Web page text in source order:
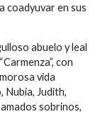
coadyuvar en sus
abuelo y leal
con
vida
Nubia, Judith,
sobrinos,